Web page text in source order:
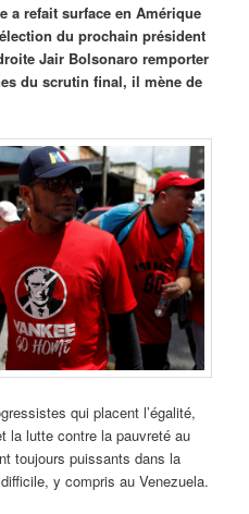
a refait surface en Amérique
du prochain président
Jair Bolsonaro remporter
du scrutin final, il mène de
qui placent l’égalité,
la lutte contre la pauvreté au
toujours puissants dans la
y compris au Venezuela.